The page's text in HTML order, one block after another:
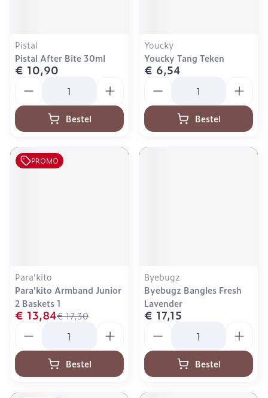
Pistal
Pistal After Bite 30ml
€ 10,90
Bestel
Youcky
Youcky Tang Teken
€ 6,54
Bestel
PROMO
Para'kito
Para'kito Armband Junior
2 Baskets 1
€ 17,30
€ 13,84
Bestel
Byebugz
Byebugz Bangles Fresh
Lavender
€ 17,15
Bestel